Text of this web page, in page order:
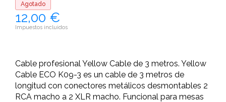
Agotado
12,00 €
Impuestos incluidos
Cable profesional Yellow Cable de 3 metros. Yellow
Cable ECO K09-3 es un cable de 3 metros de
longitud con conectores metálicos desmontables 2
RCA macho a 2 XLR macho. Funcional para mesas